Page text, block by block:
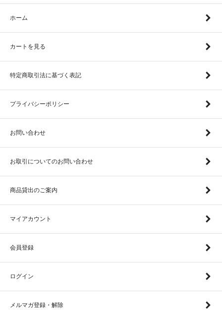
ホーム
カートを見る
特定商取引法に基づく表記
プライバシーポリシー
お問い合わせ
お取引についてのお問い合わせ
商品貸出のご案内
マイアカウント
会員登録
ログイン
メルマガ登録・解除